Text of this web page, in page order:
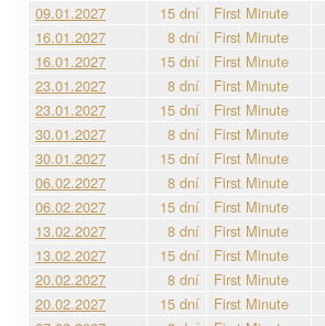
09.01.2027
15 dní First Minute
16.01.2027
8 dní First Minute
16.01.2027
15 dní First Minute
23.01.2027
8 dní First Minute
23.01.2027
15 dní First Minute
30.01.2027
8 dní First Minute
30.01.2027
15 dní First Minute
06.02.2027
8 dní First Minute
06.02.2027
15 dní First Minute
13.02.2027
8 dní First Minute
13.02.2027
15 dní First Minute
20.02.2027
8 dní First Minute
20.02.2027
15 dní First Minute